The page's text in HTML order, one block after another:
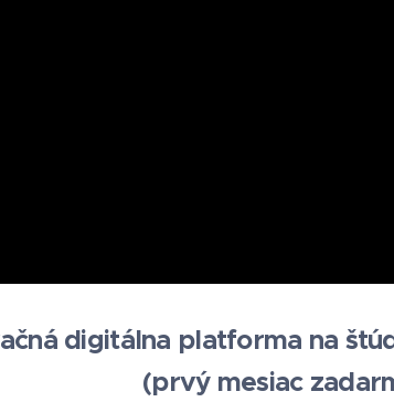
digitálna platforma na
(prvý mesiac